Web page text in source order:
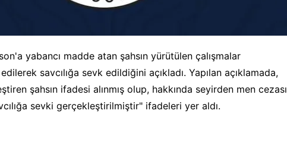
yabancı madde atan şahsın yürütülen çalışmalar
savcılığa sevk edildiğini açıkladı. Yapılan açıklamada,
şahsın ifadesi alınmış olup, hakkında seyirden men cezası
sevki gerçekleştirilmiştir" ifadeleri yer aldı.